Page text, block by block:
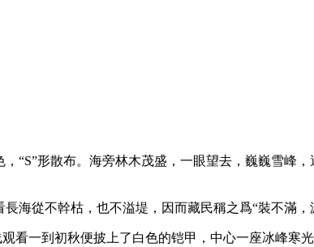
“S”形散布。海旁林木茂盛，一眼望去，巍巍雪峰
海從不幹枯，也不溢堤，因而藏民稱之爲“裝不滿，
看一到初秋便披上了白色的铠甲，中心一座冰峰寒